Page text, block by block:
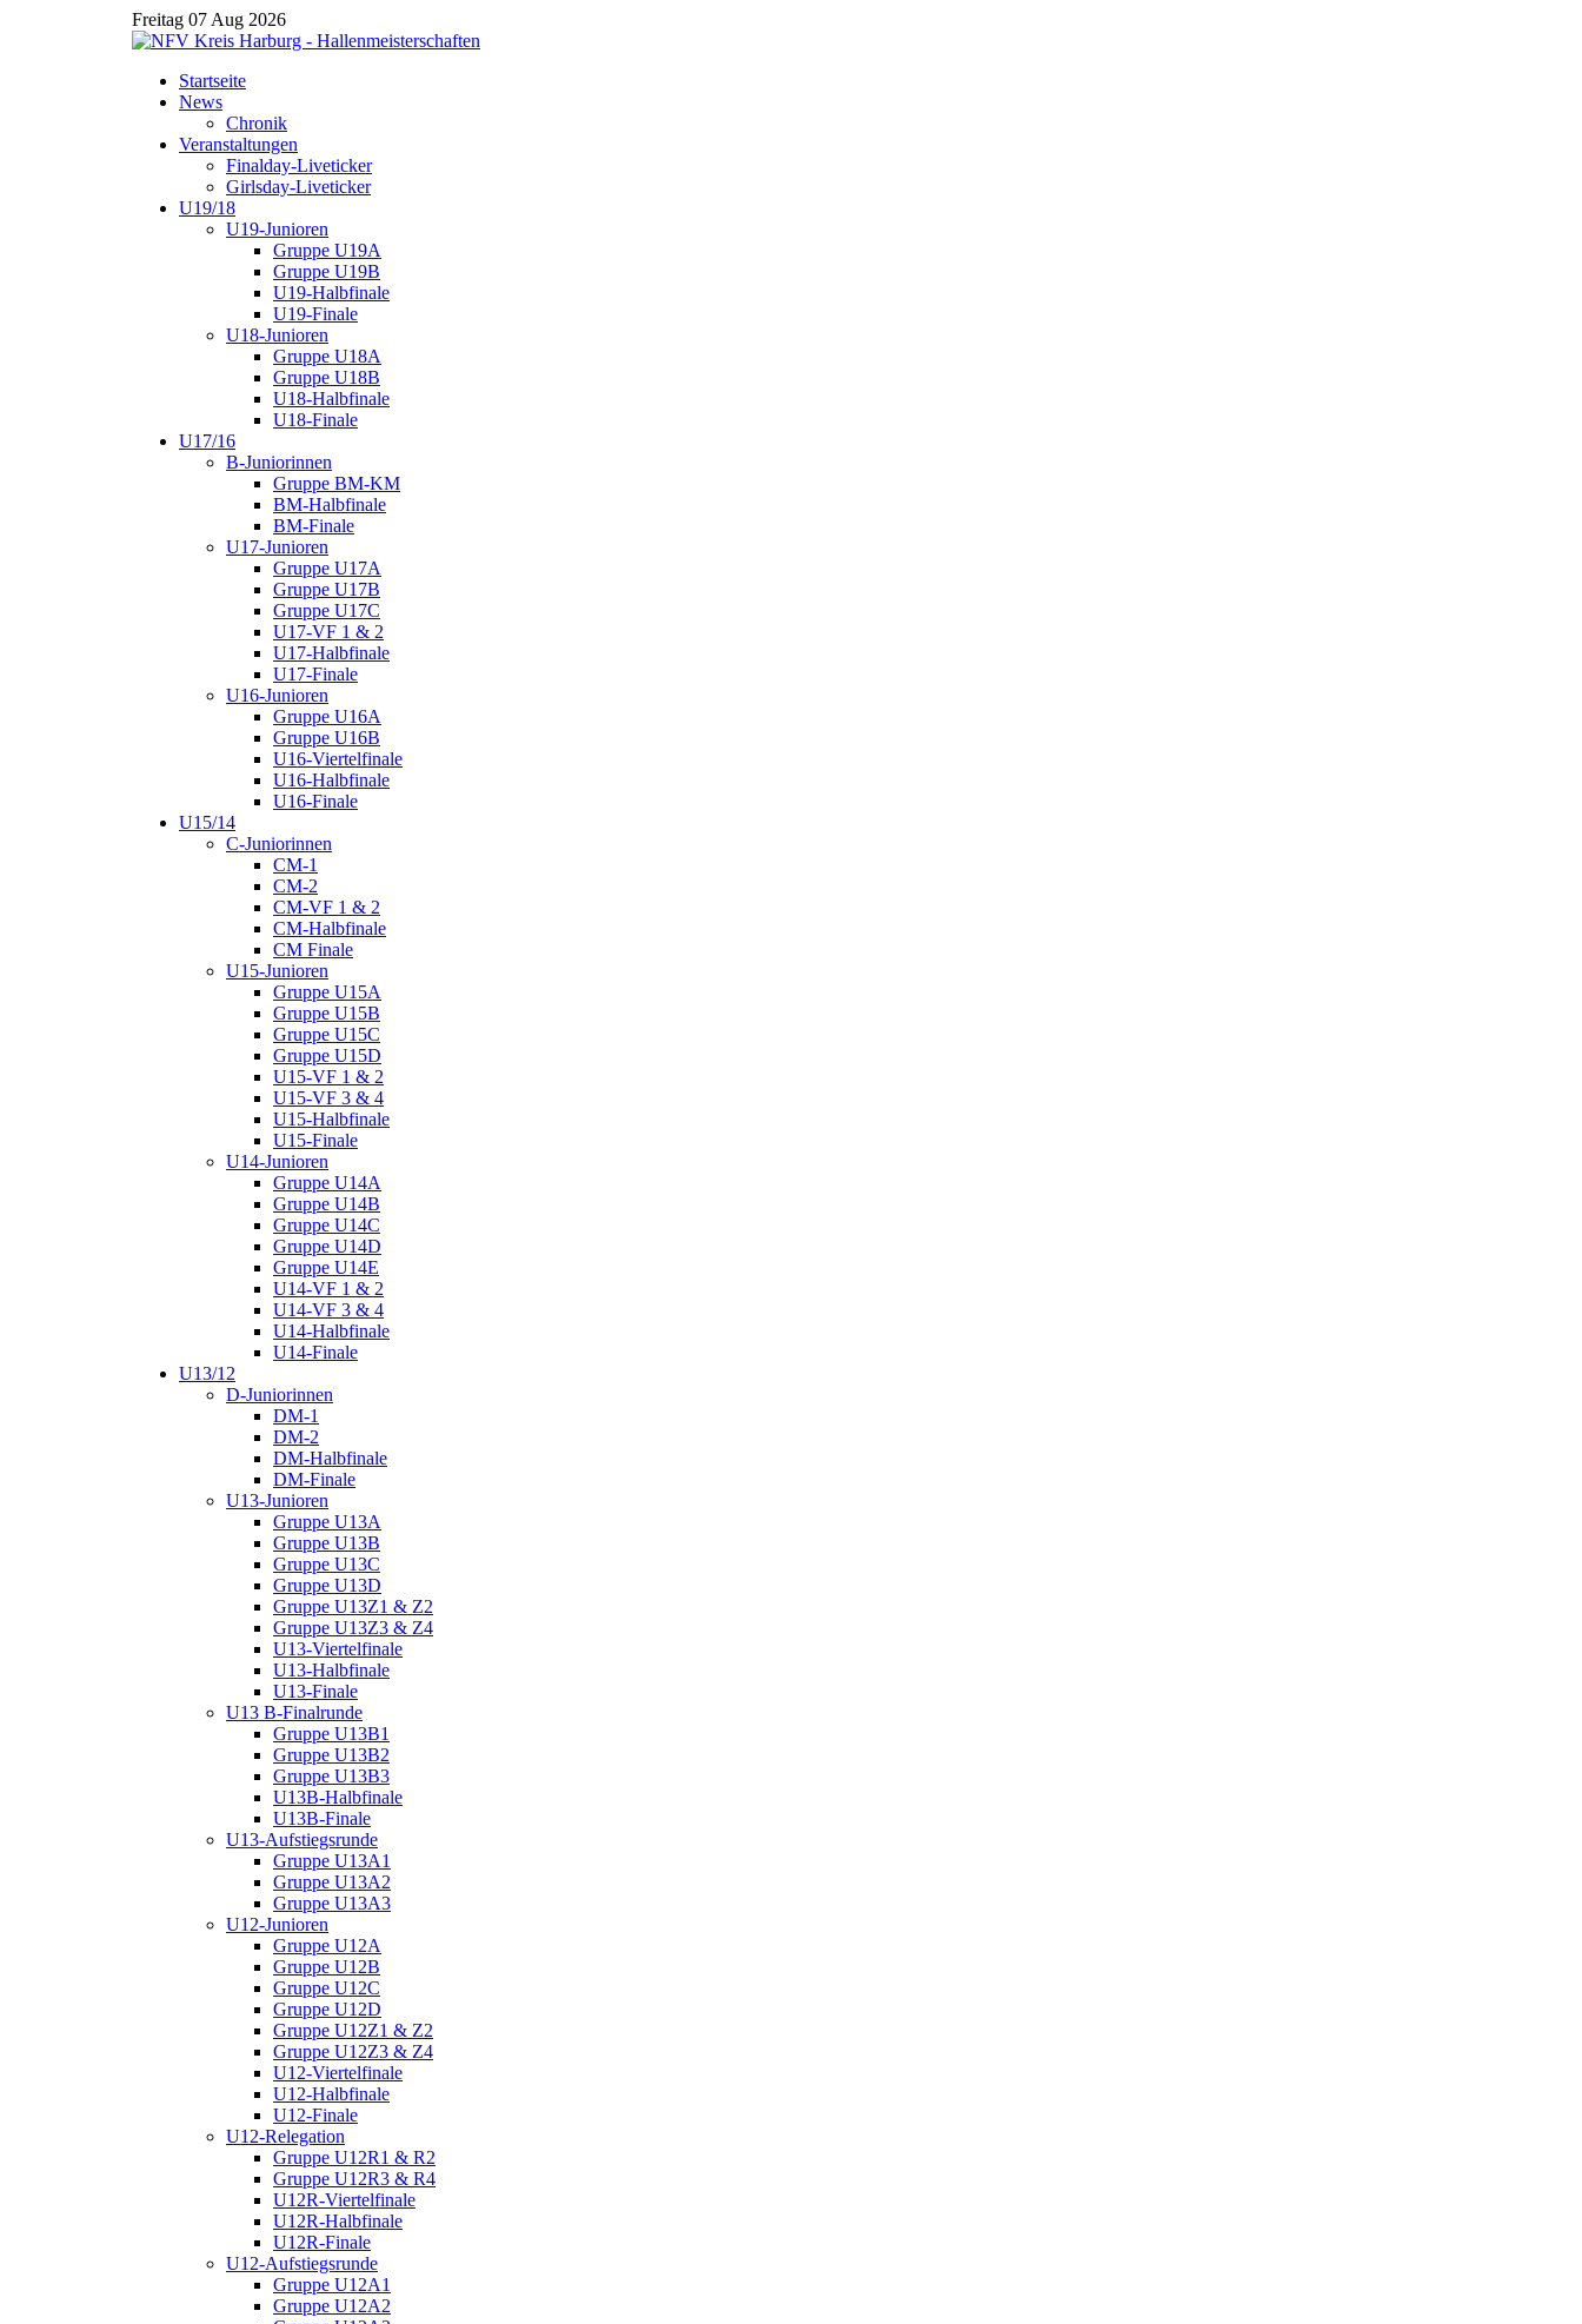
Freitag 07 Aug 2026
Startseite
News
Chronik
Veranstaltungen
Finalday-Liveticker
Girlsday-Liveticker
U19/18
U19-Junioren
Gruppe U19A
Gruppe U19B
U19-Halbfinale
U19-Finale
U18-Junioren
Gruppe U18A
Gruppe U18B
U18-Halbfinale
U18-Finale
U17/16
B-Juniorinnen
Gruppe BM-KM
BM-Halbfinale
BM-Finale
U17-Junioren
Gruppe U17A
Gruppe U17B
Gruppe U17C
U17-VF 1 & 2
U17-Halbfinale
U17-Finale
U16-Junioren
Gruppe U16A
Gruppe U16B
U16-Viertelfinale
U16-Halbfinale
U16-Finale
U15/14
C-Juniorinnen
CM-1
CM-2
CM-VF 1 & 2
CM-Halbfinale
CM Finale
U15-Junioren
Gruppe U15A
Gruppe U15B
Gruppe U15C
Gruppe U15D
U15-VF 1 & 2
U15-VF 3 & 4
U15-Halbfinale
U15-Finale
U14-Junioren
Gruppe U14A
Gruppe U14B
Gruppe U14C
Gruppe U14D
Gruppe U14E
U14-VF 1 & 2
U14-VF 3 & 4
U14-Halbfinale
U14-Finale
U13/12
D-Juniorinnen
DM-1
DM-2
DM-Halbfinale
DM-Finale
U13-Junioren
Gruppe U13A
Gruppe U13B
Gruppe U13C
Gruppe U13D
Gruppe U13Z1 & Z2
Gruppe U13Z3 & Z4
U13-Viertelfinale
U13-Halbfinale
U13-Finale
U13 B-Finalrunde
Gruppe U13B1
Gruppe U13B2
Gruppe U13B3
U13B-Halbfinale
U13B-Finale
U13-Aufstiegsrunde
Gruppe U13A1
Gruppe U13A2
Gruppe U13A3
U12-Junioren
Gruppe U12A
Gruppe U12B
Gruppe U12C
Gruppe U12D
Gruppe U12Z1 & Z2
Gruppe U12Z3 & Z4
U12-Viertelfinale
U12-Halbfinale
U12-Finale
U12-Relegation
Gruppe U12R1 & R2
Gruppe U12R3 & R4
U12R-Viertelfinale
U12R-Halbfinale
U12R-Finale
U12-Aufstiegsrunde
Gruppe U12A1
Gruppe U12A2